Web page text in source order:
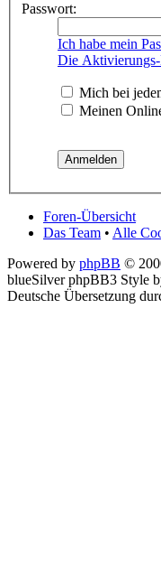
Passwort:
Ich habe mein
Die
Mich bei
Meinen
Foren-Übersicht
Das Team • Alle
Powered by phpBB ©
blueSilver phpBB3 Style
Deutsche Übersetzung